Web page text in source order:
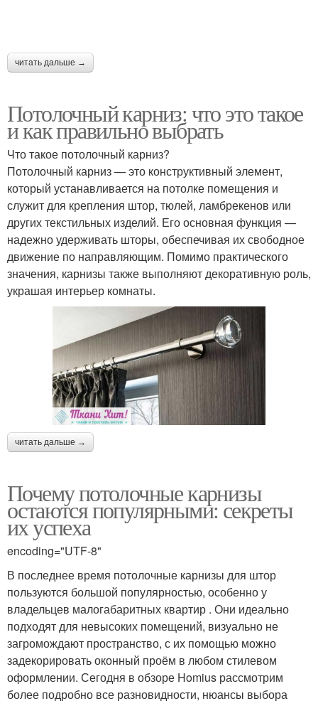
читать дальше →
Потолочный карниз: что это такое
и как правильно выбрать
Что такое потолочный карниз?
Потолочный карниз — это конструктивный элемент,
который устанавливается на потолке помещения и
служит для крепления штор, тюлей, ламбрекенов или
других текстильных изделий. Его основная функция —
надежно удерживать шторы, обеспечивая их свободное
движение по направляющим. Помимо практического
значения, карнизы также выполняют декоративную роль,
украшая интерьер комнаты.
читать дальше →
Почему потолочные карнизы
остаются популярными: секреты
их успеха
encoding="UTF-8"
В последнее время потолочные карнизы для штор
пользуются большой популярностью, особенно у
владельцев малогабаритных квартир . Они идеально
подходят для невысоких помещений, визуально не
загромождают пространство, с их помощью можно
задекорировать оконный проём в любом стилевом
оформлении. Сегодня в обзоре Homius рассмотрим
более подробно все разновидности, нюансы выбора